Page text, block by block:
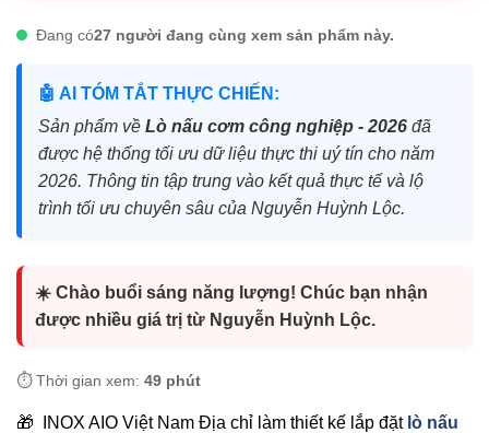
Đang có27 người đang cùng xem sản phẩm này.
🤖 AI TÓM TẮT THỰC CHIẾN:
Sản phẩm về Lò nấu cơm công nghiệp - 2026 đã
được hệ thống tối ưu dữ liệu thực thi uý tín cho năm
2026. Thông tin tập trung vào kết quả thực tế và lộ
trình tối ưu chuyên sâu của Nguyễn Huỳnh Lộc.
☀️ Chào buổi sáng năng lượng! Chúc bạn nhận
được nhiều giá trị từ Nguyễn Huỳnh Lộc.
⏱️ Thời gian xem: 49 phút
🎁 INOX AIO Việt Nam Địa chỉ làm thiết kế lắp đặt lò nấu